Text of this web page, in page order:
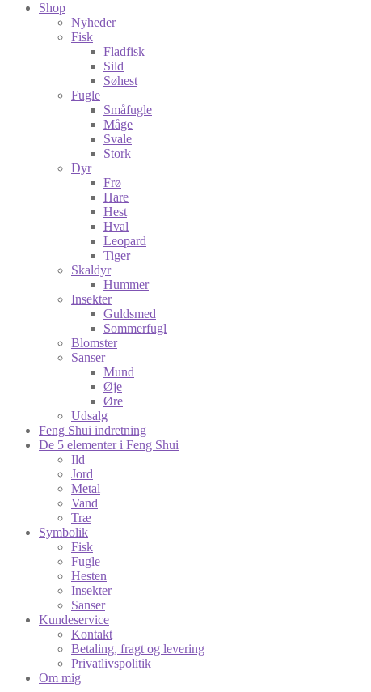
Shop
Nyheder
Fisk
Fladfisk
Sild
Søhest
Fugle
Småfugle
Måge
Svale
Stork
Dyr
Frø
Hare
Hest
Hval
Leopard
Tiger
Skaldyr
Hummer
Insekter
Guldsmed
Sommerfugl
Blomster
Sanser
Mund
Øje
Øre
Udsalg
Feng Shui indretning
De 5 elementer i Feng Shui
Ild
Jord
Metal
Vand
Træ
Symbolik
Fisk
Fugle
Hesten
Insekter
Sanser
Kundeservice
Kontakt
Betaling, fragt og levering
Privatlivspolitik
Om mig